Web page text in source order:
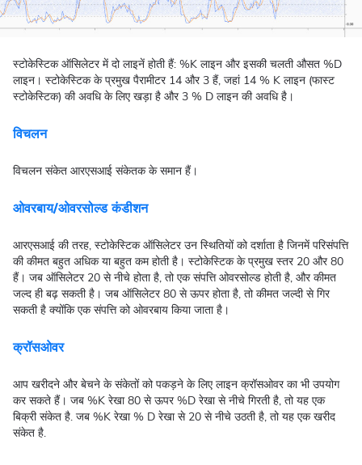
स्टोकेस्टिक ऑसिलेटर में दो लाइनें होती हैं: %K लाइन और इसकी चलती औसत %D
लाइन। स्टोकेस्टिक के प्रमुख पैरामीटर 14 और 3 हैं, जहां 14 % K लाइन (फास्ट
स्टोकेस्टिक) की अवधि के लिए खड़ा है और 3 % D लाइन की अवधि है।
विचलन
विचलन संकेत आरएसआई संकेतक के समान हैं।
ओवरबाय/ओवरसोल्ड कंडीशन
आरएसआई की तरह, स्टोकेस्टिक ऑसिलेटर उन स्थितियों को दर्शाता है जिनमें परिसंपत्ति
की कीमत बहुत अधिक या बहुत कम होती है। स्टोकेस्टिक के प्रमुख स्तर 20 और 80
हैं। जब ऑसिलेटर 20 से नीचे होता है, तो एक संपत्ति ओवरसोल्ड होती है, और कीमत
जल्द ही बढ़ सकती है। जब ऑसिलेटर 80 से ऊपर होता है, तो कीमत जल्दी से गिर
सकती है क्योंकि एक संपत्ति को ओवरबाय किया जाता है।
क्रॉसओवर
आप खरीदने और बेचने के संकेतों को पकड़ने के लिए लाइन क्रॉसओवर का भी उपयोग
कर सकते हैं। जब %K रेखा 80 से ऊपर %D रेखा से नीचे गिरती है, तो यह एक
बिक्री संकेत है. जब %K रेखा % D रेखा से 20 से नीचे उठती है, तो यह एक खरीद
संकेत है.